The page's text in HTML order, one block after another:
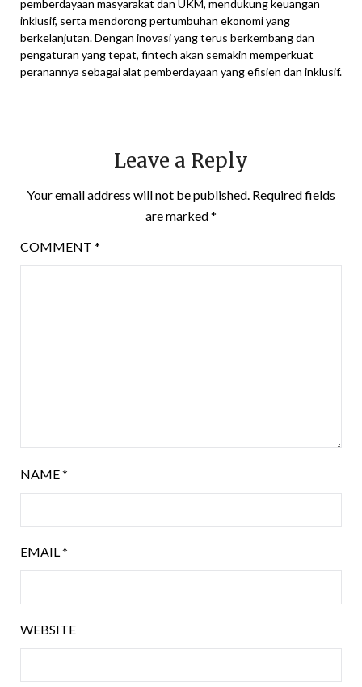
pemberdayaan masyarakat dan UKM, mendukung keuangan
inklusif, serta mendorong pertumbuhan ekonomi yang
berkelanjutan. Dengan inovasi yang terus berkembang dan
pengaturan yang tepat, fintech akan semakin memperkuat
peranannya sebagai alat pemberdayaan yang efisien dan inklusif.
Leave a Reply
Your email address will not be published. Required fields
are marked*
COMMENT *
NAME*
EMAIL*
WEBSITE